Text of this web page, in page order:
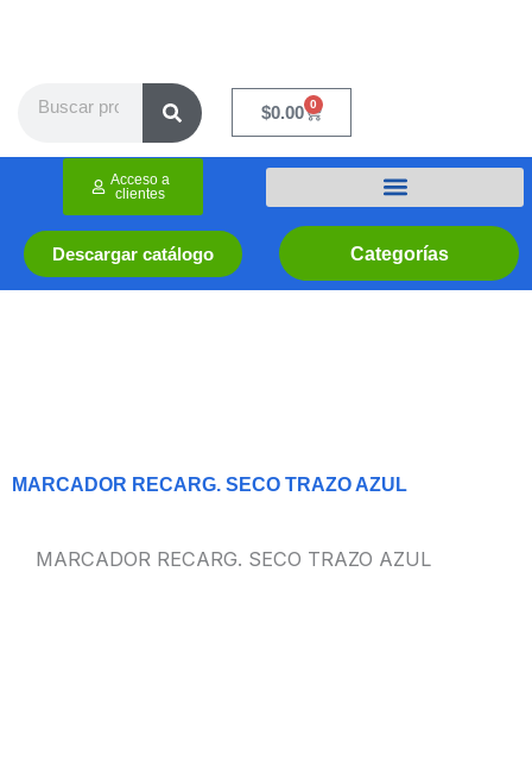
$0.00 0
Cart
Categorías
Descargar catálogo
Acceso a
clientes
MARCADOR RECARG. SECO TRAZO AZUL
MARCADOR RECARG. SECO TRAZO AZUL